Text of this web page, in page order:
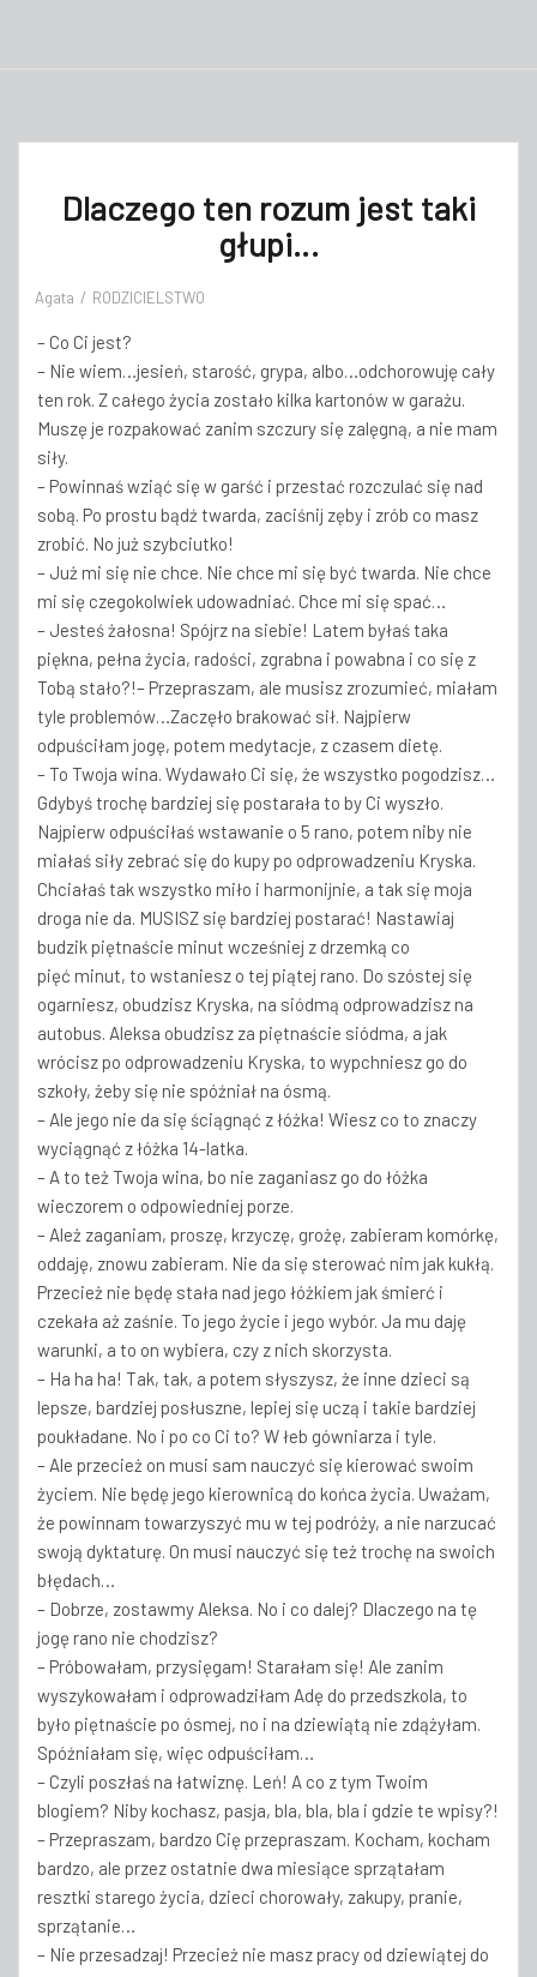
Dlaczego ten rozum jest taki
głupi…
Agata RODZICIELSTWO
– Co Ci jest?
– Nie wiem…jesień, starość, grypa, albo…odchorowuję cały
ten rok. Z całego życia zostało kilka kartonów w garażu.
Muszę je rozpakować zanim szczury się zalęgną, a nie mam
siły.
– Powinnaś wziąć się w garść i przestać rozczulać się nad
sobą. Po prostu bądź twarda, zaciśnij zęby i zrób co masz
zrobić. No już szybciutko!
– Już mi się nie chce. Nie chce mi się być twarda. Nie chce
mi się czegokolwiek udowadniać. Chce mi się spać…
– Jesteś żałosna! Spójrz na siebie! Latem byłaś taka
piękna, pełna życia, radości, zgrabna i powabna i co się z
Tobą stało?!– Przepraszam, ale musisz zrozumieć, miałam
tyle problemów…Zaczęło brakować sił. Najpierw
odpuściłam jogę, potem medytacje, z czasem dietę.
– To Twoja wina. Wydawało Ci się, że wszystko pogodzisz…
Gdybyś trochę bardziej się postarała to by Ci wyszło.
Najpierw odpuściłaś wstawanie o 5 rano, potem niby nie
miałaś siły zebrać się do kupy po odprowadzeniu Kryska.
Chciałaś tak wszystko miło i harmonijnie, a tak się moja
droga nie da. MUSISZ się bardziej postarać! Nastawiaj
budzik piętnaście minut wcześniej z drzemką co
pięć minut, to wstaniesz o tej piątej rano. Do szóstej się
ogarniesz, obudzisz Kryska, na siódmą odprowadzisz na
autobus. Aleksa obudzisz za piętnaście siódma, a jak
wrócisz po odprowadzeniu Kryska, to wypchniesz go do
szkoły, żeby się nie spóźniał na ósmą.
– Ale jego nie da się ściągnąć z łóżka! Wiesz co to znaczy
wyciągnąć z łóżka 14-latka.
– A to też Twoja wina, bo nie zaganiasz go do łóżka
wieczorem o odpowiedniej porze.
– Ależ zaganiam, proszę, krzyczę, grożę, zabieram komórkę,
oddaję, znowu zabieram. Nie da się sterować nim jak kukłą.
Przecież nie będę stała nad jego łóżkiem jak śmierć i
czekała aż zaśnie. To jego życie i jego wybór. Ja mu daję
warunki, a to on wybiera, czy z nich skorzysta.
– Ha ha ha! Tak, tak, a potem słyszysz, że inne dzieci są
lepsze, bardziej posłuszne, lepiej się uczą i takie bardziej
poukładane. No i po co Ci to? W łeb gówniarza i tyle.
– Ale przecież on musi sam nauczyć się kierować swoim
życiem. Nie będę jego kierownicą do końca życia. Uważam,
że powinnam towarzyszyć mu w tej podróży, a nie narzucać
swoją dyktaturę. On musi nauczyć się też trochę na swoich
błędach…
– Dobrze, zostawmy Aleksa. No i co dalej? Dlaczego na tę
jogę rano nie chodzisz?
– Próbowałam, przysięgam! Starałam się! Ale zanim
wyszykowałam i odprowadziłam Adę do przedszkola, to
było piętnaście po ósmej, no i na dziewiątą nie zdążyłam.
Spóźniałam się, więc odpuściłam…
– Czyli poszłaś na łatwiznę. Leń! A co z tym Twoim
blogiem? Niby kochasz, pasja, bla, bla, bla i gdzie te wpisy?!
– Przepraszam, bardzo Cię przepraszam. Kocham, kocham
bardzo, ale przez ostatnie dwa miesiące sprzątałam
resztki starego życia, dzieci chorowały, zakupy, pranie,
sprzątanie…
– Nie przesadzaj! Przecież nie masz pracy od dziewiątej do